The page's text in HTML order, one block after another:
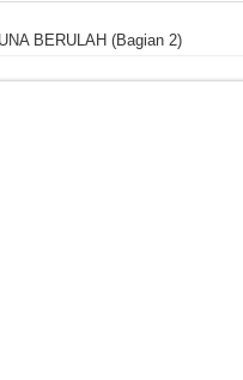
BERULAH (Bagian 2)